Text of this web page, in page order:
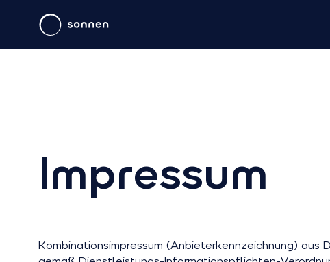
Impressum
Kombinationsimpressum (Anbieterkennzeichnung)